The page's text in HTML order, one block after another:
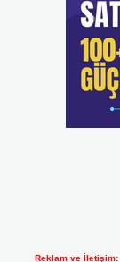
Reklam ve İletişim: